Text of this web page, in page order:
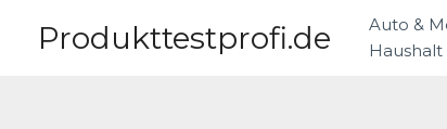
InhaltProdukttestprofi.de Auto &
Haushalt